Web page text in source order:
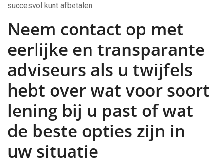
succesvol kunt afbetalen.
Neem contact op met
eerlijke en transparante
adviseurs als u twijfels
hebt over wat voor soort
lening bij u past of wat
de beste opties zijn in
uw situatie